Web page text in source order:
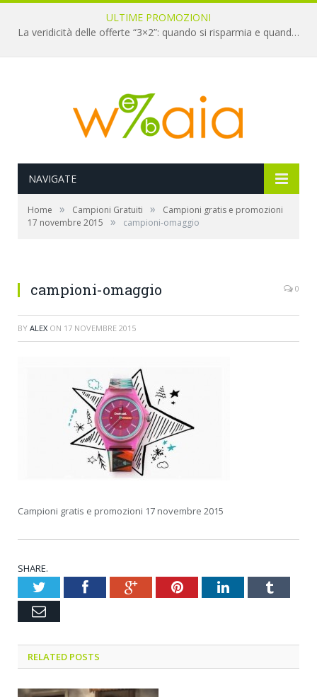
ULTIME PROMOZIONI
La veridicità delle offerte “3×2”: quando si risparmia e quando è un’illusione
NAVIGATE
Home » Campioni Gratuiti »
Campioni gratis e promozioni
17 novembre 2015
» campioni-omaggio
campioni-omaggio 0
BY ALEX ON 17 NOVEMBRE 2015
Campioni gratis e promozioni 17 novembre 2015
SHARE.
TwitterFacebookGoogle+PinterestLinkedInTumblr
Email
RELATED POSTS